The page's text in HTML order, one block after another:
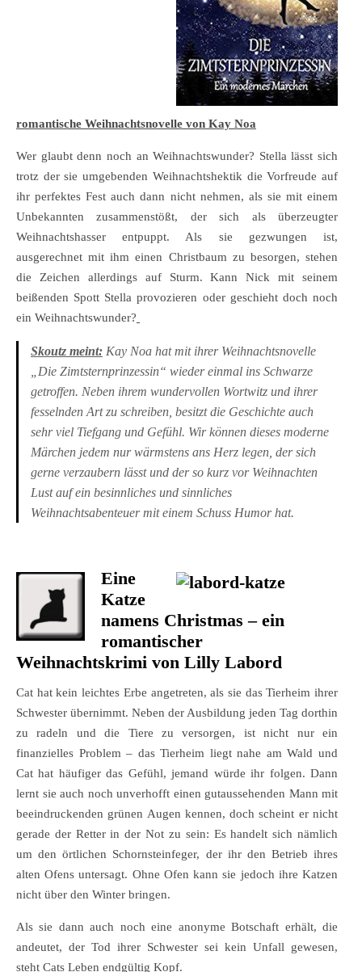
romantische Weihnachtsnovelle von Kay Noa
Wer glaubt denn noch an Weihnachtswunder? Stella lässt sich
trotz der sie umgebenden Weihnachtshektik die Vorfreude auf
ihr perfektes Fest auch dann nicht nehmen, als sie mit einem
Unbekannten zusammenstößt, der sich als überzeugter
Weihnachtshasser entpuppt. Als sie gezwungen ist,
ausgerechnet mit ihm einen Christbaum zu besorgen, stehen
die Zeichen allerdings auf Sturm. Kann Nick mit seinem
beißenden Spott Stella provozieren oder geschieht doch noch
ein Weihnachtswunder?
Skoutz meint: Kay Noa hat mit ihrer Weihnachtsnovelle
„Die Zimtsternprinzessin“ wieder einmal ins Schwarze
getroffen. Neben ihrem wundervollen Wortwitz und ihrer
fesselnden Art zu schreiben, besitzt die Geschichte auch
sehr viel Tiefgang und Gefühl. Wir können dieses moderne
Märchen jedem nur wärmstens ans Herz legen, der sich
gerne verzaubern lässt und der so kurz vor Weihnachten
Lust auf ein besinnliches und sinnliches
Weihnachtsabenteuer mit einem Schuss Humor hat.
Eine
Katze
namens Christmas – ein
romantischer
Weihnachtskrimi von Lilly Labord
Cat hat kein leichtes Erbe angetreten, als sie das Tierheim ihrer
Schwester übernimmt. Neben der Ausbildung jeden Tag dorthin
zu radeln und die Tiere zu versorgen, ist nicht nur ein
finanzielles Problem – das Tierheim liegt nahe am Wald und
Cat hat häufiger das Gefühl, jemand würde ihr folgen. Dann
lernt sie auch noch unverhofft einen gutaussehenden Mann mit
beeindruckenden grünen Augen kennen, doch scheint er nicht
gerade der Retter in der Not zu sein: Es handelt sich nämlich
um den örtlichen Schornsteinfeger, der ihr den Betrieb ihres
alten Ofens untersagt. Ohne Ofen kann sie jedoch ihre Katzen
nicht über den Winter bringen.
Als sie dann auch noch eine anonyme Botschaft erhält, die
andeutet, der Tod ihrer Schwester sei kein Unfall gewesen,
steht Cats Leben endgültig Kopf.